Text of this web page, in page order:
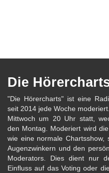
Die
"Die Hörercharts" ist eine
seit 2014 jede Woche
Mittwoch um 20 Uhr statt,
den Montag. Moderiert wird
wie eine normale Chartsshow,
Augenzwinkern und den
Moderators. Dies dient nur
Einfluss auf das Voting oder